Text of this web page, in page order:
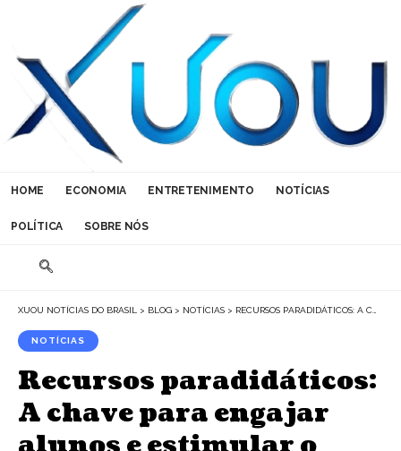
HOME ECONOMIA ENTRETENIMENTO NOTÍCIAS
POLÍTICA SOBRE NÓS
XUOU NOTÍCIAS DO BRASIL > BLOG > NOTÍCIAS > RECURSOS PARADIDÁTICOS: A CHAVE PARA ENGAJAR ALUNOS E ESTIMULAR O APRENDIZADO ATIVO
NOTÍCIAS
Recursos paradidáticos:
A chave para engajar